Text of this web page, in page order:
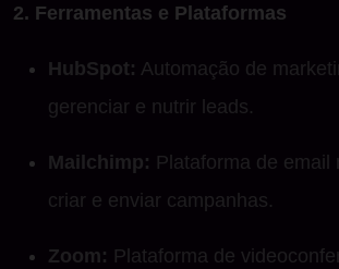
2. Ferramentas e Plataformas
HubSpot: Automação de
gerenciar e nutrir leads.
Mailchimp: Plataforma de email
criar e enviar campanhas.
Zoom: Plataforma de